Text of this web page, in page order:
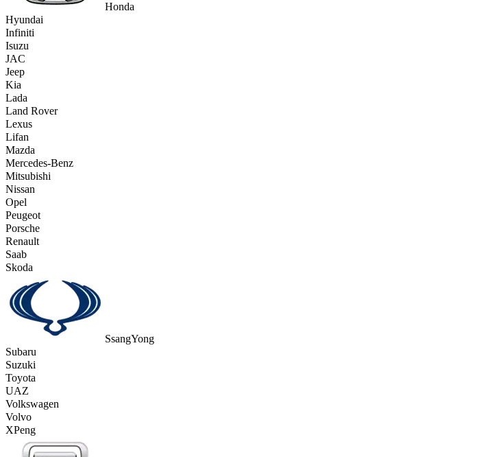
Honda
Hyundai
Infiniti
Isuzu
JAC
Jeep
Kia
Lada
Land Rover
Lexus
Lifan
Mazda
Mercedes-Benz
Mitsubishi
Nissan
Opel
Peugeot
Porsche
Renault
Saab
Skoda
SsangYong
Subaru
Suzuki
Toyota
UAZ
Volkswagen
Volvo
XPeng